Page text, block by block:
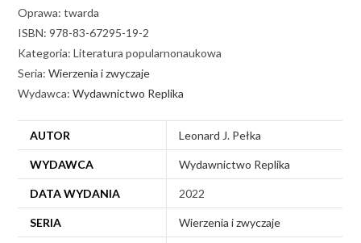
Oprawa: twarda
ISBN: 978-83-67295-19-2
Kategoria: Literatura popularnonaukowa
Seria:Wierzenia i zwyczaje
Wydawca:Wydawnictwo Replika
AUTOR Leonard J. Pełka
WYDAWCA Wydawnictwo Replika
DATA WYDANIA 2022
SERIA Wierzenia i zwyczaje